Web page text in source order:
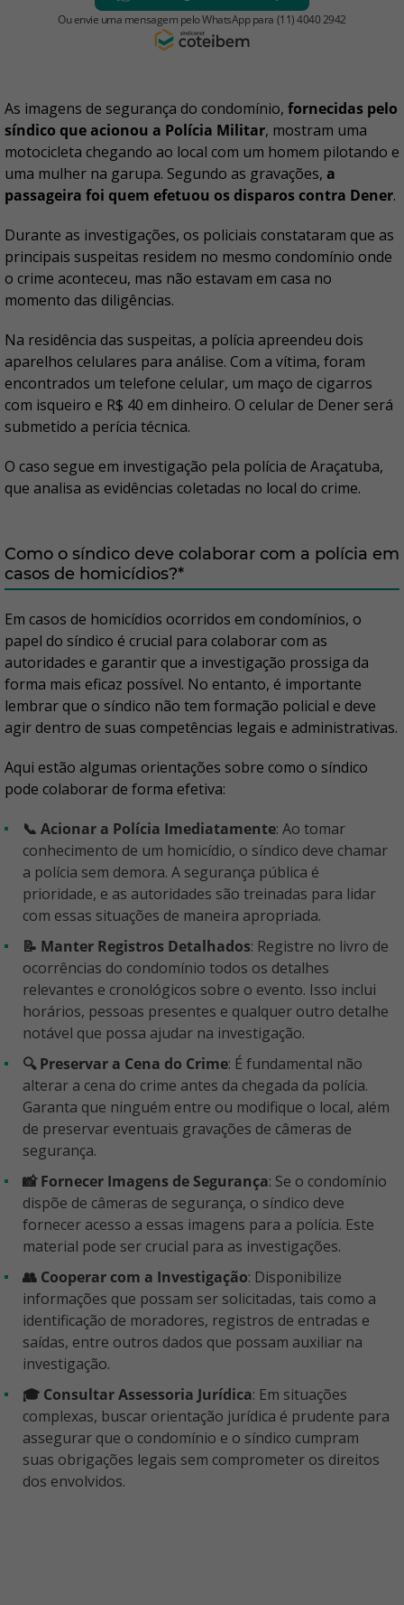
As imagens de segurança do condomínio, fornecidas pelo
síndico que acionou a Polícia Militar, mostram uma
motocicleta chegando ao local com um homem pilotando e
uma mulher na garupa. Segundo as gravações, a
passageira foi quem efetuou os disparos contra Dener.
Durante as investigações, os policiais constataram que as
principais suspeitas residem no mesmo condomínio onde
o crime aconteceu, mas não estavam em casa no
momento das diligências.
Na residência das suspeitas, a polícia apreendeu dois
aparelhos celulares para análise. Com a vítima, foram
encontrados um telefone celular, um maço de cigarros
com isqueiro e R$ 40 em dinheiro. O celular de Dener será
submetido a perícia técnica.
O caso segue em investigação pela polícia de Araçatuba,
que analisa as evidências coletadas no local do crime.
Como o síndico deve colaborar com a polícia em
casos de homicídios?*
Em casos de homicídios ocorridos em condomínios, o
papel do síndico é crucial para colaborar com as
autoridades e garantir que a investigação prossiga da
forma mais eficaz possível. No entanto, é importante
lembrar que o síndico não tem formação policial e deve
agir dentro de suas competências legais e administrativas.
Aqui estão algumas orientações sobre como o síndico
pode colaborar de forma efetiva:
📞 Acionar a Polícia Imediatamente: Ao tomar
conhecimento de um homicídio, o síndico deve chamar
a polícia sem demora. A segurança pública é
prioridade, e as autoridades são treinadas para lidar
com essas situações de maneira apropriada.
📝 Manter Registros Detalhados: Registre no livro de
ocorrências do condomínio todos os detalhes
relevantes e cronológicos sobre o evento. Isso inclui
horários, pessoas presentes e qualquer outro detalhe
notável que possa ajudar na investigação.
🔍 Preservar a Cena do Crime: É fundamental não
alterar a cena do crime antes da chegada da polícia.
Garanta que ninguém entre ou modifique o local, além
de preservar eventuais gravações de câmeras de
segurança.
📸 Fornecer Imagens de Segurança: Se o condomínio
dispõe de câmeras de segurança, o síndico deve
fornecer acesso a essas imagens para a polícia. Este
material pode ser crucial para as investigações.
👥 Cooperar com a Investigação: Disponibilize
informações que possam ser solicitadas, tais como a
identificação de moradores, registros de entradas e
saídas, entre outros dados que possam auxiliar na
investigação.
🎓 Consultar Assessoria Jurídica: Em situações
complexas, buscar orientação jurídica é prudente para
assegurar que o condomínio e o síndico cumpram
suas obrigações legais sem comprometer os direitos
dos envolvidos.